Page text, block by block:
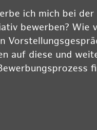
ich mich bei der
bewerben? Wie
auf diese und